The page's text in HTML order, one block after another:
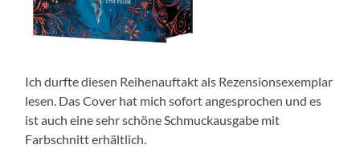
Ich durfte diesen Reihenauftakt als Rezensionsexemplar
lesen. Das Cover hat mich sofort angesprochen und es
ist auch eine sehr schöne Schmuckausgabe mit
Farbschnitt erhältlich.